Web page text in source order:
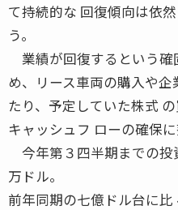
て持続的な 回復傾向は依
う。
業績が回復するという確
め、リース車両の購入や
たり、予定していた株式
キャッシュフ ローの確保に
今年第３四半期までの投
万ドル。
前年同期の七億ドル台に比